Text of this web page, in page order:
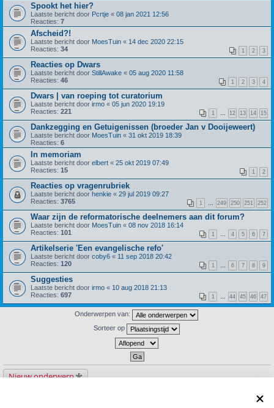
Spookt het hier?
Laatste bericht door Pcrtje « 08 jan 2021 12:56
Reacties: 7
Afscheid?!
Laatste bericht door MoesTuin « 14 dec 2020 22:15
Reacties: 34 1 2 3
Reacties op Dwars
Laatste bericht door StillAwake « 05 aug 2020 11:58
Reacties: 46 1 2 3 4
Dwars | van roeping tot curatorium
Laatste bericht door irmo « 05 jun 2020 19:19
Reacties: 221 1 12 13 14 15
Dankzegging en Getuigenissen (broeder Jan v Dooijeweert)
Laatste bericht door MoesTuin « 31 okt 2019 18:39
Reacties: 6
In memoriam
Laatste bericht door elbert « 25 okt 2019 07:49
Reacties: 15 1 2
Reacties op vragenrubriek
Laatste bericht door henkie « 29 jul 2019 09:27
Reacties: 3765 1 249 250 251 252
Waar zijn de reformatorische deelnemers aan dit forum?
Laatste bericht door MoesTuin « 08 nov 2018 16:14
Reacties: 101 1 4 5 6 7
Artikelserie 'Een evangelische refo'
Laatste bericht door coby6 « 11 sep 2018 20:42
Reacties: 120 1 6 7 8 9
Suggesties
Laatste bericht door irmo « 10 aug 2018 21:13
Reacties: 697 1 44 45 46 47
Onderwerpen van:
Sorteer op
Nieuw onderwerp